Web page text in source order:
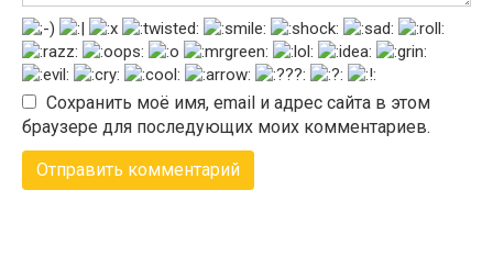
Сохранить моё имя, email и адрес сайта в этом
браузере для последующих моих комментариев.